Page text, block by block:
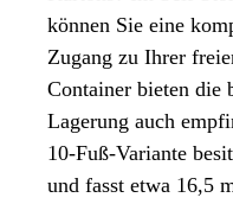
können Sie eine
Zugang zu Ihrer
Container bieten die
Lagerung auch
10-Fuß-Variante
und fasst etwa 16,5